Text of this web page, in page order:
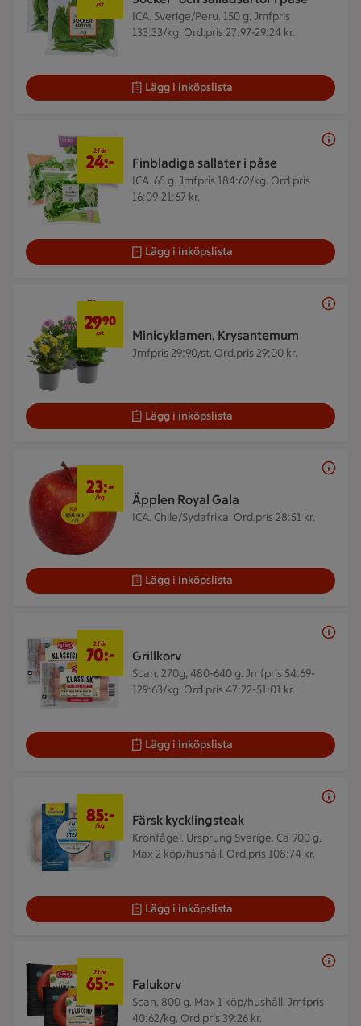
ICA. Sverige/Peru. 150 g. Jmfpris
133:33/kg. Ord.pris 27:97-29:24 kr.
/st
Lägg i inköpslista
Finbladiga sallater i påse
ICA. 65 g. Jmfpris 184:62/kg. Ord.pris
16:09-21:67 kr.
2 för
24:-
Lägg i inköpslista
Minicyklamen, Krysantemum
Jmfpris 29:90/st. Ord.pris 29:00 kr.
2990
/st
Lägg i inköpslista
Äpplen Royal Gala
ICA. Chile/Sydafrika. Ord.pris 28:51 kr.
23:-
/kg
Lägg i inköpslista
Grillkorv
Scan. 270g, 480-640 g. Jmfpris 54:69-
129:63/kg. Ord.pris 47:22-51:01 kr.
2 för 70 kr
2 för
70:-
Lägg i inköpslista
Färsk kycklingsteak
Kronfågel. Ursprung Sverige. Ca 900 g.
Max 2 köp/hushåll. Ord.pris 108:74 kr.
85:-
/kg
Lägg i inköpslista
Falukorv
Scan. 800 g. Max 1 köp/hushåll. Jmfpris
40:62/kg. Ord.pris 39:26 kr.
2 för 65 kr
2 för
65:-